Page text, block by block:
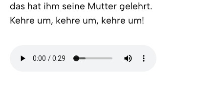
das hat ihm seine Mutter gelehrt.
Kehre um, kehre um, kehre um!